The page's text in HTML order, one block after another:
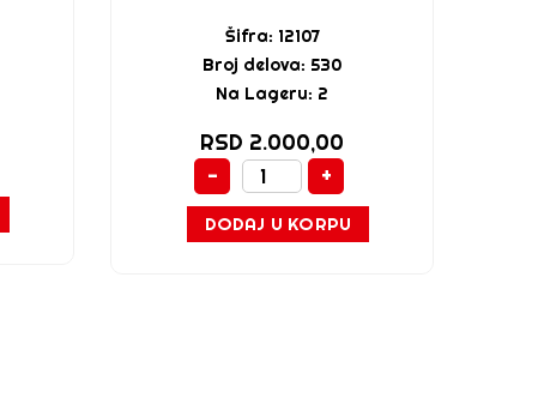
Šifra: 12107
Broj delova: 530
Na Lageru: 2
RSD 2.000,00
-
+
DODAJ U KORPU